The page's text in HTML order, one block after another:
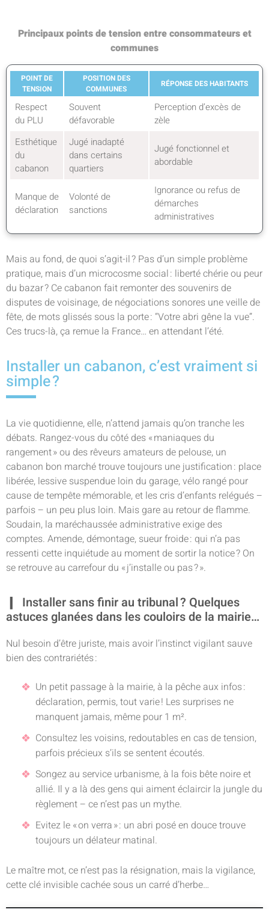
Principaux points de tension entre consommateurs et
communes
POINT DE
TENSION
POSITION DES
COMMUNES
RÉPONSE DES HABITANTS
Respect
du PLU
Souvent
défavorable
Perception d’excès de
zèle
Esthétique
du
cabanon
Jugé inadapté
dans certains
quartiers
Jugé fonctionnel et
abordable
Manque de
déclaration
Volonté de
sanctions
Ignorance ou refus de
démarches
administratives
Mais au fond, de quoi s’agit-il ? Pas d’un simple problème
pratique, mais d’un microcosme social : liberté chérie ou peur
du bazar ? Ce cabanon fait remonter des souvenirs de
disputes de voisinage, de négociations sonores une veille de
fête, de mots glissés sous la porte : “Votre abri gêne la vue”.
Ces trucs-là, ça remue la France… en attendant l’été.
Installer un cabanon, c’est vraiment si
simple ?
La vie quotidienne, elle, n’attend jamais qu’on tranche les
débats. Rangez-vous du côté des « maniaques du
rangement » ou des rêveurs amateurs de pelouse, un
cabanon bon marché trouve toujours une justification : place
libérée, lessive suspendue loin du garage, vélo rangé pour
cause de tempête mémorable, et les cris d’enfants relégués –
parfois – un peu plus loin. Mais gare au retour de flamme.
Soudain, la maréchaussée administrative exige des
comptes. Amende, démontage, sueur froide : qui n’a pas
ressenti cette inquiétude au moment de sortir la notice ? On
se retrouve au carrefour du « j’installe ou pas ? ».
Installer sans finir au tribunal ? Quelques
astuces glanées dans les couloirs de la mairie…
Nul besoin d’être juriste, mais avoir l’instinct vigilant sauve
bien des contrariétés :
Un petit passage à la mairie, à la pêche aux infos :
déclaration, permis, tout varie ! Les surprises ne
manquent jamais, même pour 1 m².
Consultez les voisins, redoutables en cas de tension,
parfois précieux s’ils se sentent écoutés.
Songez au service urbanisme, à la fois bête noire et
allié. Il y a là des gens qui aiment éclaircir la jungle du
règlement – ce n’est pas un mythe.
Evitez le « on verra » : un abri posé en douce trouve
toujours un délateur matinal.
Le maître mot, ce n’est pas la résignation, mais la vigilance,
cette clé invisible cachée sous un carré d’herbe…